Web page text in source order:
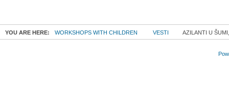
YOU ARE HERE: WORKSHOPS WITH CHILDREN VESTI AZILANTI U